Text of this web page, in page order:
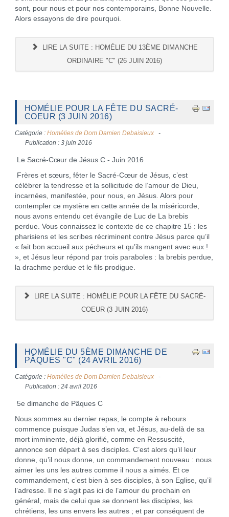
sont, pour nous et pour nos contemporains, Bonne Nouvelle.
Alors essayons de dire pourquoi.
LIRE LA SUITE : HOMÉLIE DU 13ÈME DIMANCHE
ORDINAIRE "C" (26 JUIN 2016)
HOMÉLIE POUR LA FÊTE DU SACRÉ-
COEUR (3 JUIN 2016)
Catégorie : Homélies de Dom Damien Debaisieux
Publication : 3 juin 2016
Le Sacré-Cœur de Jésus C - Juin 2016
Frères et sœurs, fêter le Sacré-Cœur de Jésus, c’est
célébrer la tendresse et la sollicitude de l’amour de Dieu,
incarnées, manifestée, pour nous, en Jésus. Alors pour
contempler ce mystère en cette année de la miséricorde,
nous avons entendu cet évangile de Luc de La brebis
perdue. Vous connaissez le contexte de ce chapitre 15 : les
pharisiens et les scribes récriminent contre Jésus parce qu’il
« fait bon accueil aux pécheurs et qu’ils mangent avec eux !
», et Jésus leur répond par trois paraboles : la brebis perdue,
la drachme perdue et le fils prodigue.
LIRE LA SUITE : HOMÉLIE POUR LA FÊTE DU SACRÉ-
COEUR (3 JUIN 2016)
HOMÉLIE DU 5ÈME DIMANCHE DE
PÂQUES "C" (24 AVRIL 2016)
Catégorie : Homélies de Dom Damien Debaisieux
Publication : 24 avril 2016
5e dimanche de Pâques C
Nous sommes au dernier repas, le compte à rebours
commence puisque Judas s’en va, et Jésus, au-delà de sa
mort imminente, déjà glorifié, comme en Ressuscité,
annonce son départ à ses disciples. C’est alors qu’il leur
donne, qu’il nous donne, un commandement nouveau : nous
aimer les uns les autres comme il nous a aimés. Et ce
commandement, c’est bien à ses disciples, à son Eglise, qu’il
l’adresse. Il ne s’agit pas ici de l’amour du prochain en
général, mais de celui que se donnent les disciples, les
chrétiens, les uns envers les autres ; et par conséquent de